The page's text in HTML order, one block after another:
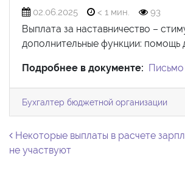
02.06.2025 < 1 мин. 93
Выплата за наставничество –
дополнительные функции: помощь
Подробнее в документе:
Бухгалтер бюджетной организации
Навигация по
Некоторые выплаты в расчете
не участвуют